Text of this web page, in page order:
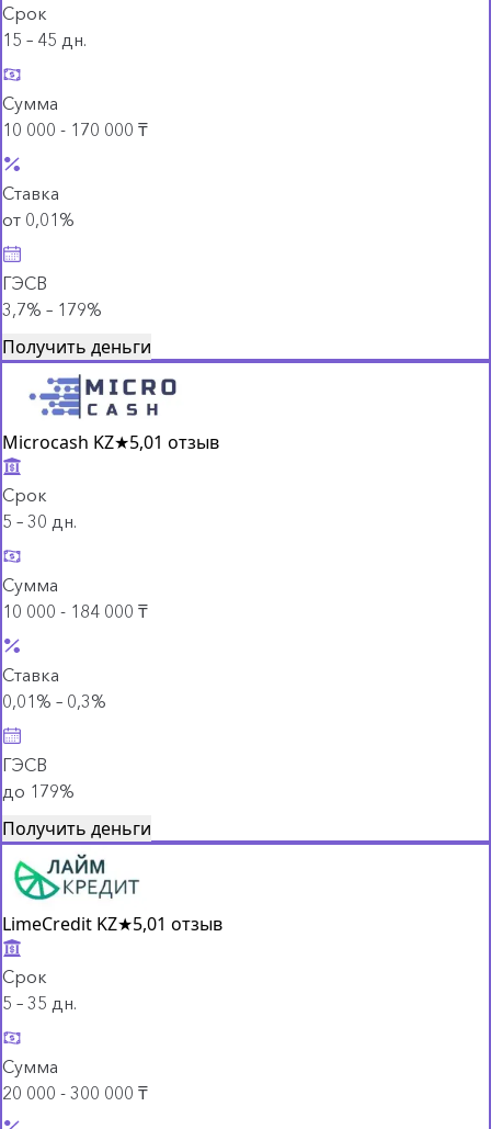
Срок
15 – 45 дн.
Сумма
10 000 - 170 000 ₸
Ставка
от 0,01%
ГЭСВ
3,7% – 179%
Получить деньги
Microcash KZ★5,01 отзыв
Срок
5 – 30 дн.
Сумма
10 000 - 184 000 ₸
Ставка
0,01% – 0,3%
ГЭСВ
до 179%
Получить деньги
LimeCredit KZ★5,01 отзыв
Срок
5 – 35 дн.
Сумма
20 000 - 300 000 ₸